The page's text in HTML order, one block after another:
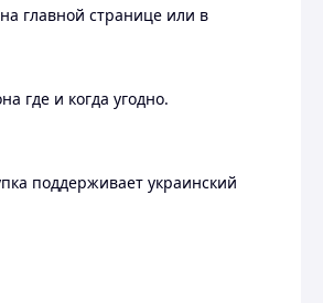
главной странице или в
где и когда угодно.
поддерживает украинский